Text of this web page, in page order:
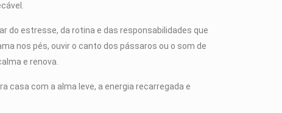
do estresse, da rotina e das responsabilidades que
nos pés, ouvir o canto dos pássaros ou o som de
e renova.
casa com a alma leve, a energia recarregada e